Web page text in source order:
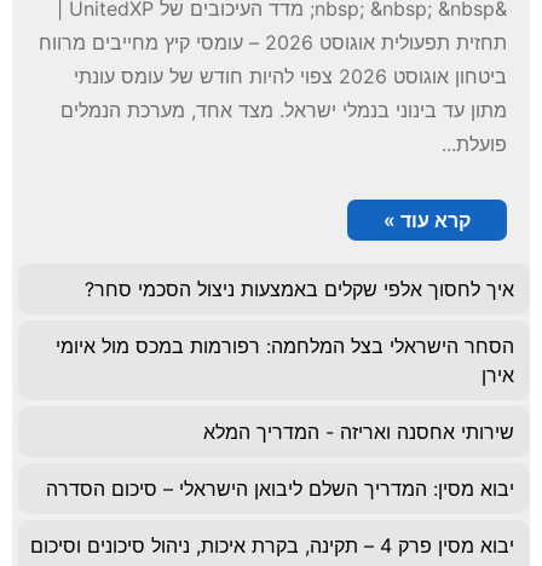
תחזית תפעולית אוגוסט 2026 – עומסי קיץ מחייבים מרווח
ביטחון אוגוסט 2026 צפוי להיות חודש של עומס עונתי
מתון עד בינוני בנמלי ישראל. מצד אחד, מערכת הנמלים
פועלת...
קרא עוד »
איך לחסוך אלפי שקלים באמצעות ניצול הסכמי סחר?
הסחר הישראלי בצל המלחמה: רפורמות במכס מול איומי
אירן
שירותי אחסנה ואריזה - המדריך המלא
יבוא מסין: המדריך השלם ליבואן הישראלי – סיכום הסדרה
יבוא מסין פרק 4 – תקינה, בקרת איכות, ניהול סיכונים וסיכום